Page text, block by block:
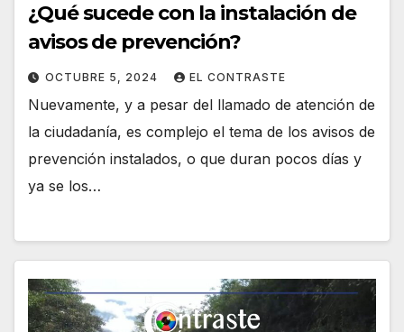
¿Qué sucede con la instalación de
avisos de prevención?
OCTUBRE 5, 2024 EL CONTRASTE
Nuevamente, y a pesar del llamado de atención de
la ciudadanía, es complejo el tema de los avisos de
prevención instalados, o que duran pocos días y
ya se los…